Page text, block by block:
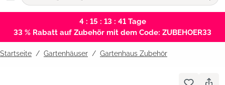
4 : 15 : 13 : 41Tage
33 % Rabatt auf Zubehör mit dem Code: ZUBEHOER33
Startseite Gartenhäuser / Gartenhaus Zubehör